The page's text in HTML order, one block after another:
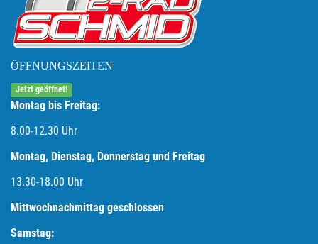
ÖFFNUNGSZEITEN
Jetzt geöffnet!
Montag bis Freitag:
8.00-12.30 Uhr
Montag, Dienstag, Donnerstag und Freitag
13.30-18.00 Uhr
Mittwochnachmittag geschlossen
Samstag: